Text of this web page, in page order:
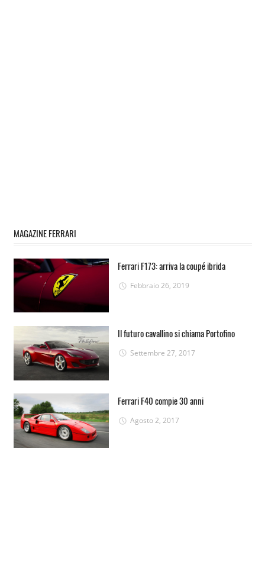
MAGAZINE FERRARI
Ferrari F173: arriva la coupé ibrida
Febbraio 26, 2019
Il futuro cavallino si chiama Portofino
Settembre 27, 2017
Ferrari F40 compie 30 anni
Agosto 2, 2017